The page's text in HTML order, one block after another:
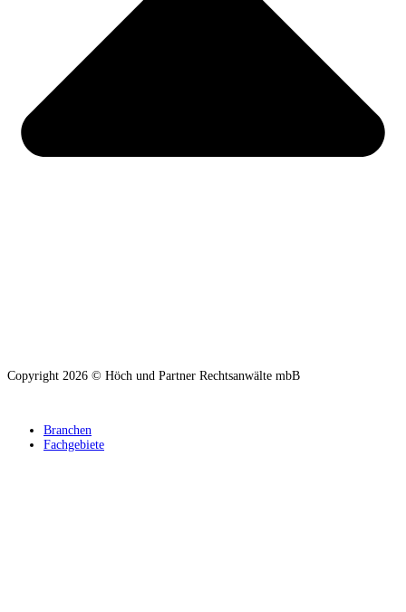
Copyright 2026 © Höch und Partner Rechtsanwälte mbB
Branchen
Fachgebiete